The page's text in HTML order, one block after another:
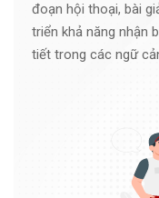
đoạn hội thoại, bài
triển khả năng nhận
tiết trong các ngữ